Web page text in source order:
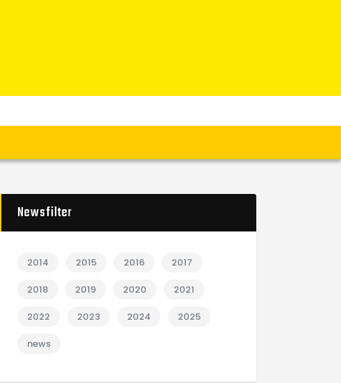
Newsfilter
2014 2015 2016 2017
2018 2019 2020 2021
2022 2023 2024 2025
news